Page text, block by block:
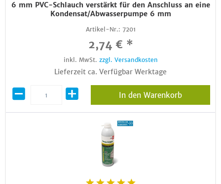
6 mm PVC-Schlauch verstärkt für den Anschluss an eine
Kondensat/Abwasserpumpe 6 mm
Artikel-Nr.: 7201
2,74 € *
inkl. MwSt. zzgl. Versandkosten
Lieferzeit ca. Verfügbar Werktage
In den Warenkorb